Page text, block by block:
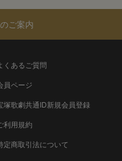
ご案内
くあるご質問
員ページ
塚歌劇共通ID新規会員登録
利用規約
定商取引法について